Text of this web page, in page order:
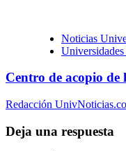
Noticias
Centro de acopio
Redacción
Deja una respuesta